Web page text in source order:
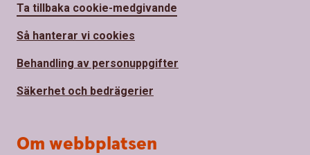
Ta tillbaka cookie-medgivande
Så hanterar vi cookies
Behandling av personuppgifter
Säkerhet och bedrägerier
Om webbplatsen